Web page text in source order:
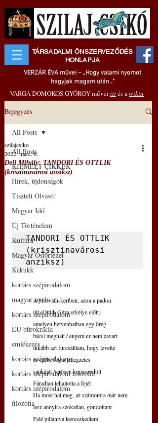
TÁRSADALMI ÖNSZERVEZŐDÉS
HONLAPJA
VERZÁR ÉVA művei – „Hogy valami nyomot
hagyjak magam után..."
VARGA DOMOKOS GYÖRGY művei ittés awikin
Bejegyzés
All Posts
KIEMELT CIKKEK
Hírek, újdonságok
Tisztelt Olvasó!
Magyar Idő
Új Történelem
Kultúra
Magyar Őstörténet
Kakukk
kortárs szépirodalom
magyar nyelv
kortárs szépirodalom
EU bürokrácia
emlékezés
kortárs szépirodalom
kortárs szépirodalom filozófia
kortárs szépirodalom
filozófia
All Posts
Deli Mihály: TANDORI ÉS OTTLIK
(krisztinavárosi anziksz)
szilajcsiko
2022. márc. 6.
TANDORI ÉS OTTLIK
(krisztinavárosi
anziksz)
A Horváth-kertben, azon a padon
ült (Ottlik Géza erkélye előtt)
amelyen hetvenhatban egy öreg
bácsi meghalt / engem ez nem zavart
inkább azt furcsálltam, hogy levette
és ölébe fogta jellegzetes
sapkáját / erősen kopaszodott
Fáradtan lehajtotta a fejét
Ha most hal meg, az számomra már nem
lesz annyira szokatlan, gondoltam
Felé pillantva leereszkedtem